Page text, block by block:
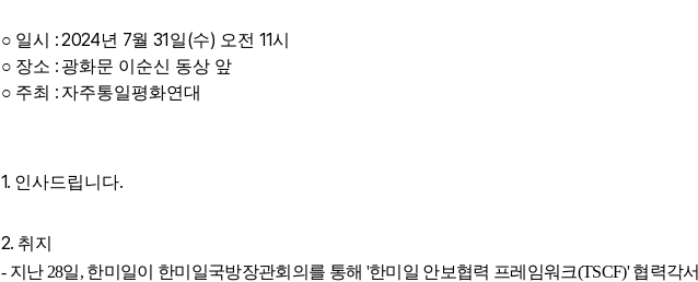
○ 일시 : 2024년 7월31일(수) 오전 11시
○ 장소 : 광화문 이순신 동상 앞
○ 주최 : 자주통일평화연대
1. 인사드립니다.
2. 취지
- 지난 28일, 한미일이 한미일국방장관회의를 통해 '한미일 안보협력 프레임워크(TSCF)'협력각서